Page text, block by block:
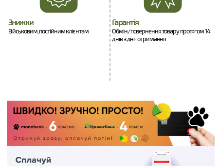
Знижки
Військовим, постійним клієнтам
Гарантія
Обмін/повернення товару протягом 14
днів з дня отримання